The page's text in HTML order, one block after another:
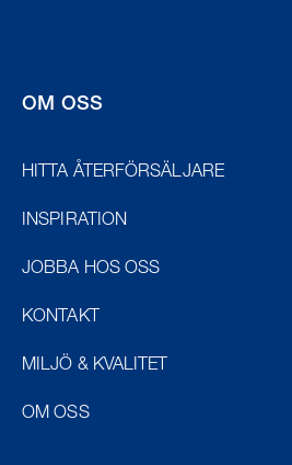
OM OSS
HITTA ÅTERFÖRSÄLJARE
INSPIRATION
JOBBA HOS OSS
KONTAKT
MILJÖ & KVALITET
OM OSS